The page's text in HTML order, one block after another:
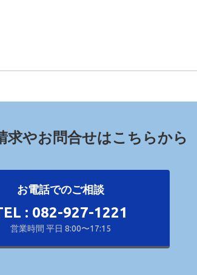
求やお問合せはこちらから
お電話でのご相談
: 082-927-1221
営業時間 平日 8:00〜17:15